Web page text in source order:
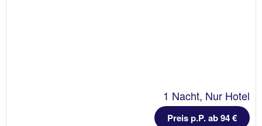
1 Nacht, Nur Hotel
Preis p.P. ab 94 €